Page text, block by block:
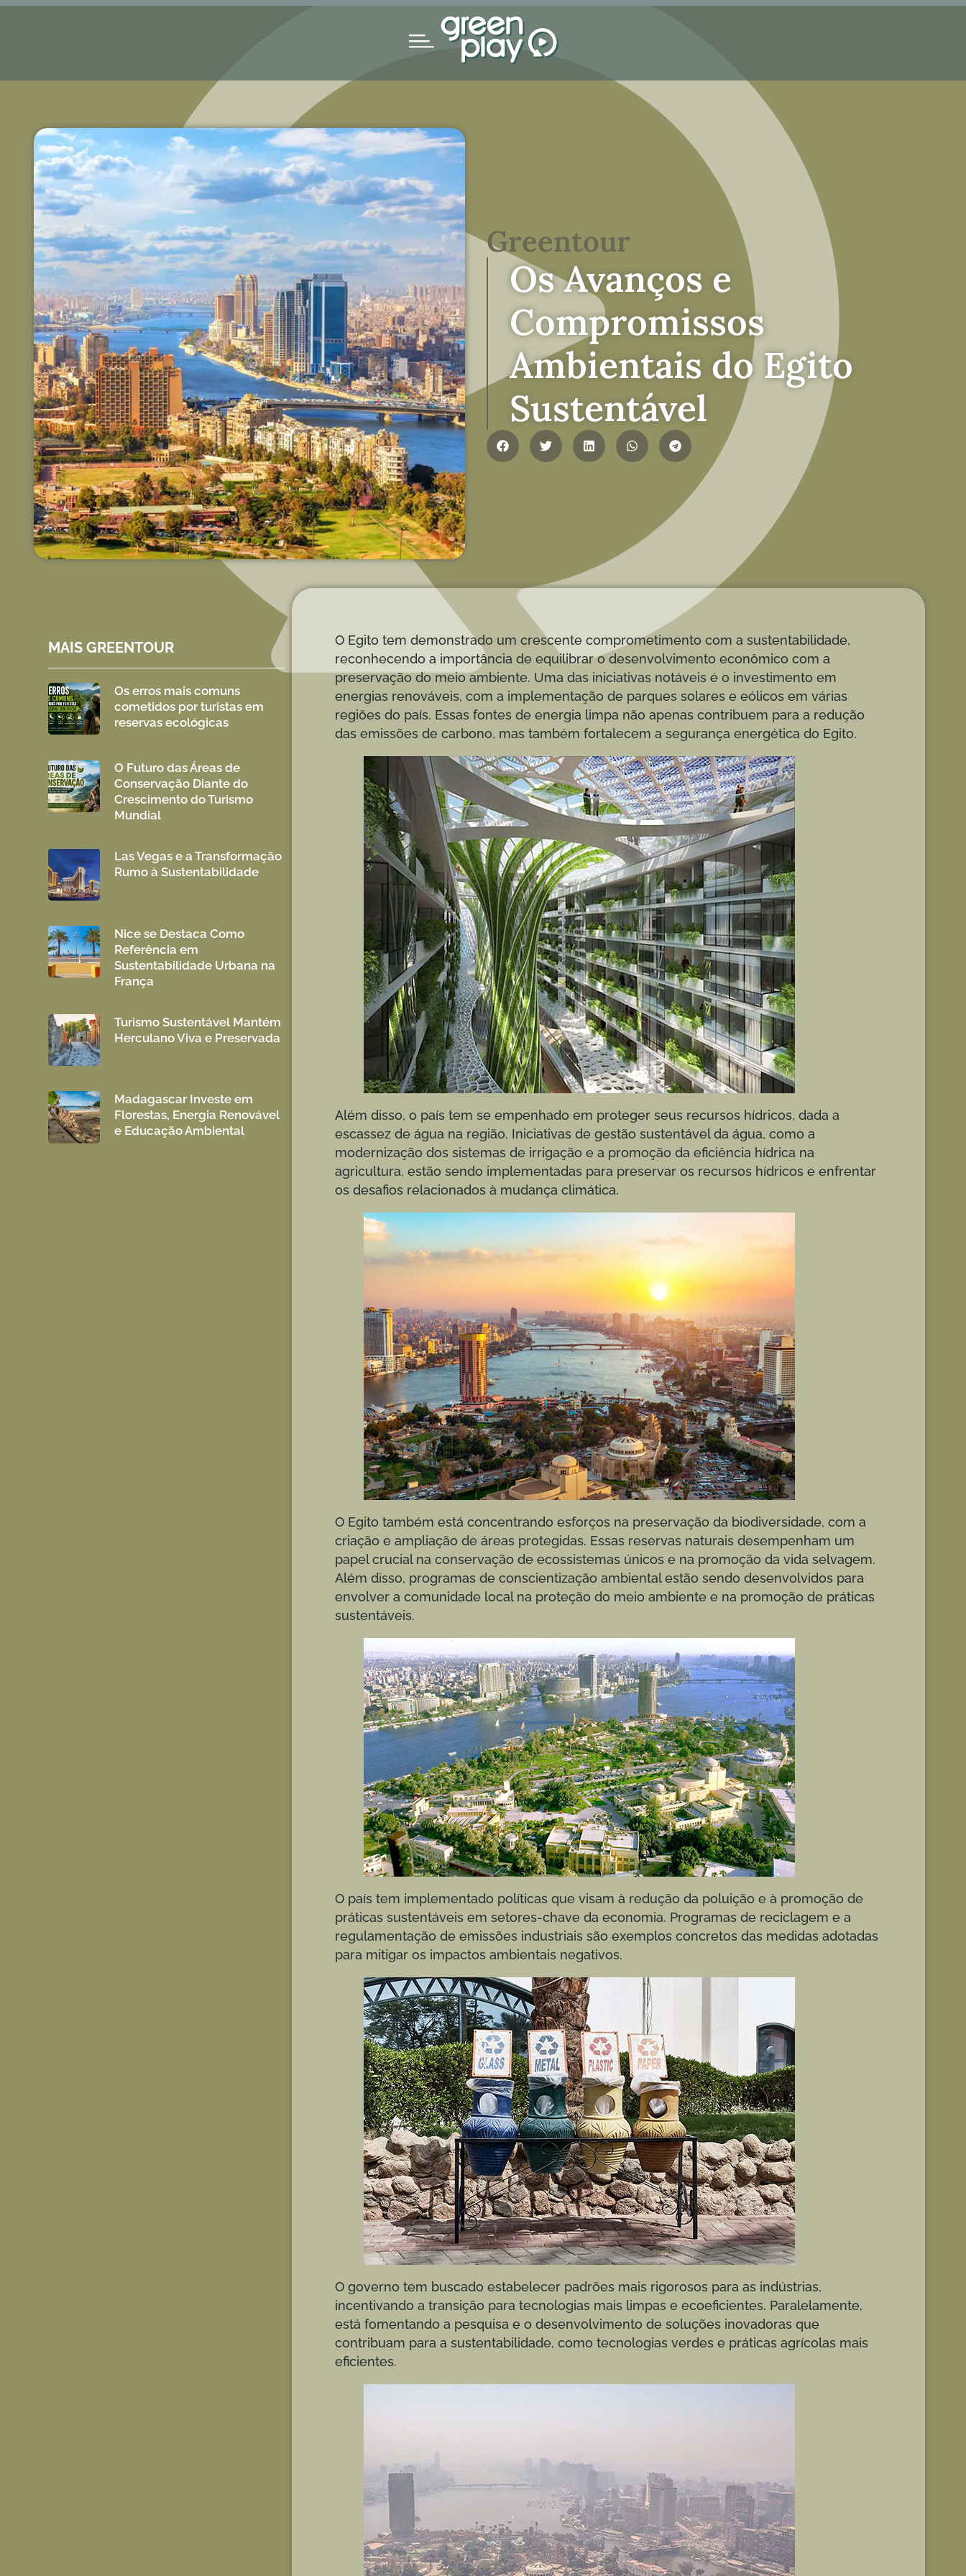
Greentour
Os Avanços e
Compromissos
Ambientais do Egito
Sustentável
MAIS GREENTOUR
Os erros mais comuns
cometidos por turistas em
reservas ecológicas
O Futuro das Áreas de
Conservação Diante do
Crescimento do Turismo
Mundial
Las Vegas e a Transformação
Rumo à Sustentabilidade
Nice se Destaca Como
Referência em
Sustentabilidade Urbana na
França
Turismo Sustentável Mantém
Herculano Viva e Preservada
Madagascar Investe em
Florestas, Energia Renovável
e Educação Ambiental
O Egito tem demonstrado um crescente comprometimento com a sustentabilidade,
reconhecendo a importância de equilibrar o desenvolvimento econômico com a
preservação do meio ambiente. Uma das iniciativas notáveis é o investimento em
energias renováveis, com a implementação de parques solares e eólicos em várias
regiões do país. Essas fontes de energia limpa não apenas contribuem para a redução
das emissões de carbono, mas também fortalecem a segurança energética do Egito.
Além disso, o país tem se empenhado em proteger seus recursos hídricos, dada a
escassez de água na região. Iniciativas de gestão sustentável da água, como a
modernização dos sistemas de irrigação e a promoção da eficiência hídrica na
agricultura, estão sendo implementadas para preservar os recursos hídricos e enfrentar
os desafios relacionados à mudança climática.
O Egito também está concentrando esforços na preservação da biodiversidade, com a
criação e ampliação de áreas protegidas. Essas reservas naturais desempenham um
papel crucial na conservação de ecossistemas únicos e na promoção da vida selvagem.
Além disso, programas de conscientização ambiental estão sendo desenvolvidos para
envolver a comunidade local na proteção do meio ambiente e na promoção de práticas
sustentáveis.
O país tem implementado políticas que visam à redução da poluição e à promoção de
práticas sustentáveis em setores-chave da economia. Programas de reciclagem e a
regulamentação de emissões industriais são exemplos concretos das medidas adotadas
para mitigar os impactos ambientais negativos.
O governo tem buscado estabelecer padrões mais rigorosos para as indústrias,
incentivando a transição para tecnologias mais limpas e ecoeficientes. Paralelamente,
está fomentando a pesquisa e o desenvolvimento de soluções inovadoras que
contribuam para a sustentabilidade, como tecnologias verdes e práticas agrícolas mais
eficientes.